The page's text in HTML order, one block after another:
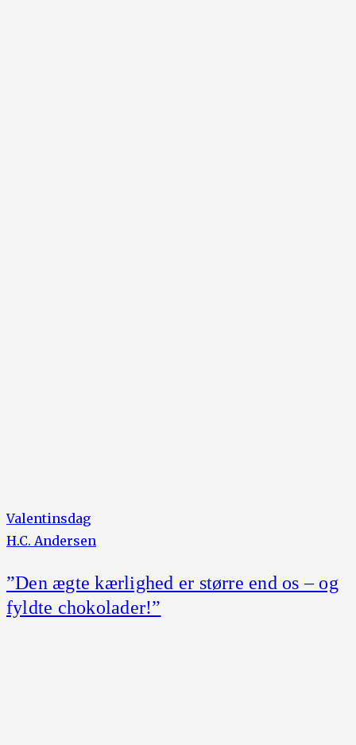
Valentinsdag
H.C. Andersen
”Den ægte kærlighed er større end os – og
fyldte chokolader!”